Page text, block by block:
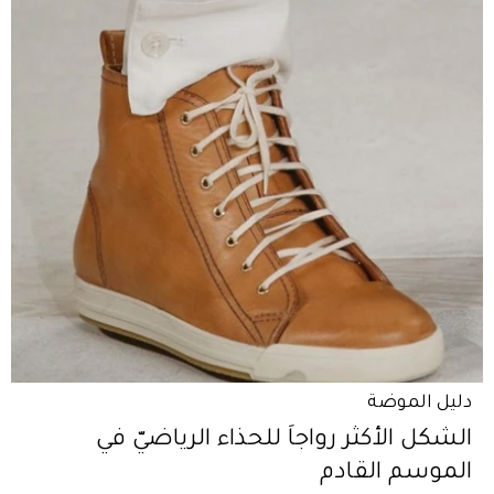
دليل الموضة
الشكل الأكثر رواجاً للحذاء الرياضيّ في
الموسم القادم